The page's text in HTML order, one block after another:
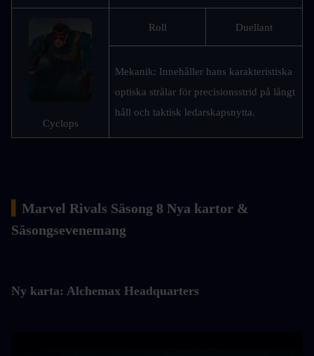
Cyclops
Roll Duellant
Mekanik: Innehåller hans karakteristiska
optiska strålar för precisionsstrid på långt
håll och taktisk ledarskapsnytta.
Marvel Rivals Säsong 8 Nya kartor &
Säsongsevenemang
Ny karta: Alchemax Headquarters